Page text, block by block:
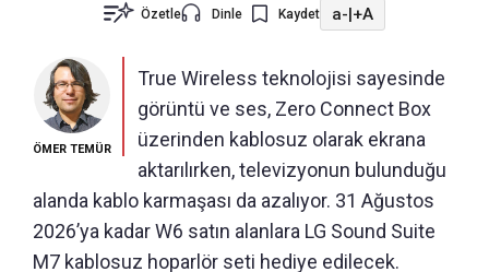
Özetle Dinle Kaydet a-|+A
ÖMER TEMÜR
True Wireless teknolojisi sayesinde
görüntü ve ses, Zero Connect Box
üzerinden kablosuz olarak ekrana
aktarılırken, televizyonun bulunduğu
alanda kablo karmaşası da azalıyor. 31 Ağustos
2026’ya kadar W6 satın alanlara LG Sound Suite
M7 kablosuz hoparlör seti hediye edilecek.